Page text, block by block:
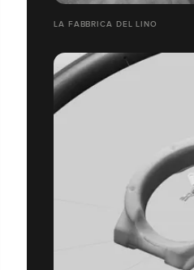
LA FABBRICA DEL LINO